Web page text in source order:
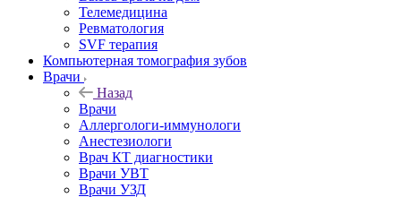
Телемедицина
Ревматология
SVF терапия
Компьютерная томография зубов
Врачи
Назад
Врачи
Аллергологи-иммунологи
Анестезиологи
Врач КТ диагностики
Врачи УВТ
Врачи УЗД